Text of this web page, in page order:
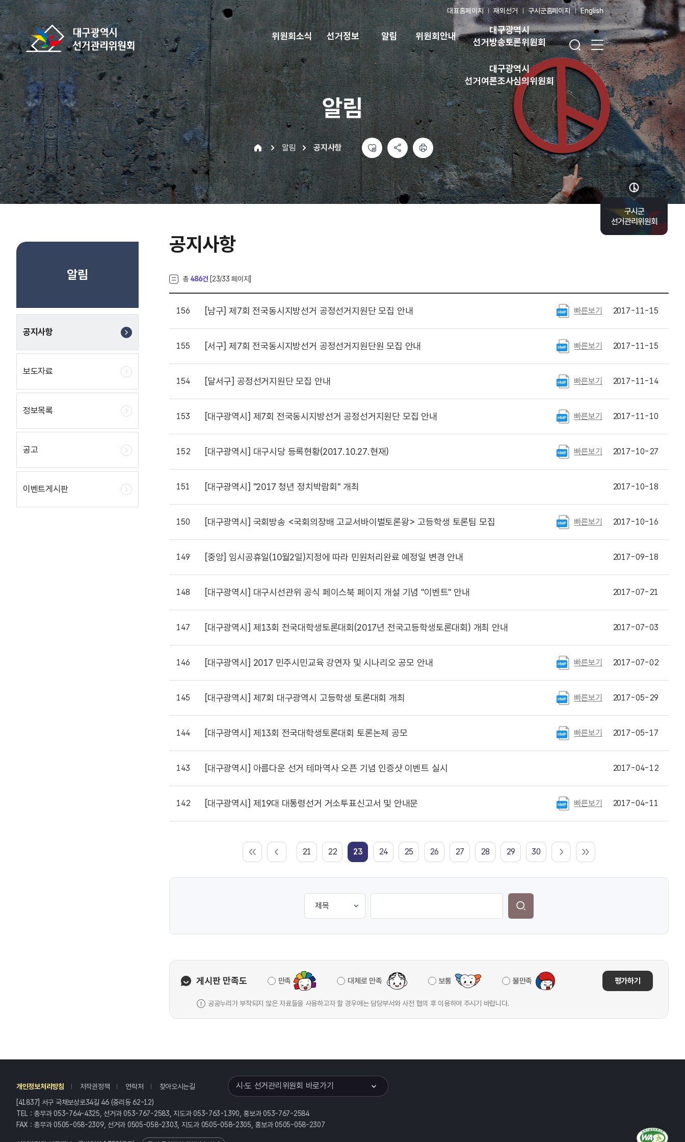
바로가기 메뉴
대표홈페이지 재외선거 구시군홈페이지 English
위원회소식 선거정보 알림 위원회안내
대구광역시
선거방송토론위원회
대구광역시
선거여론조사심의위원회
알림
알림 공지사항
알림
공지사항
보도자료
정보목록
공고
이벤트게시판
공지사항
총 486건 [23/33 페이지]
156 [남구] 제7회 전국동시지방선거 공정선거지원단 모집 안내 빠른보기 2017-11-15
155 [서구] 제7회 전국동시지방선거 공정선거지원단원 모집 안내 빠른보기 2017-11-15
154 [달서구] 공정선거지원단 모집 안내 빠른보기 2017-11-14
153 [대구광역시] 제7회 전국동시지방선거 공정선거지원단 모집 안내 빠른보기 2017-11-10
152 [대구광역시] 대구시당 등록현황(2017.10.27.현재) 빠른보기 2017-10-27
151 [대구광역시] "2017 청년 정치박람회" 개최 2017-10-18
150 [대구광역시] 국회방송 <국회의장배 고교서바이벌토론왕> 고등학생 토론팀 모집 빠른보기 2017-10-16
149 [중앙] 임시공휴일(10월2일)지정에 따라 민원처리완료 예정일 변경 안내 2017-09-18
148 [대구광역시] 대구시선관위 공식 페이스북 페이지 개설 기념 "이벤트" 안내 2017-07-21
147 [대구광역시] 제13회 전국대학생토론대회(2017년 전국고등학생토론대회) 개최 안내 2017-07-03
146 [대구광역시] 2017 민주시민교육 강연자 및 시나리오 공모 안내 빠른보기 2017-07-02
145 [대구광역시] 제7회 대구광역시 고등학생 토론대회 개최 빠른보기 2017-05-29
144 [대구광역시] 제13회 전국대학생토론대회 토론논제 공모 빠른보기 2017-05-17
143 [대구광역시] 아름다운 선거 테마역사 오픈 기념 인증샷 이벤트 실시 2017-04-12
142 [대구광역시] 제19대 대통령선거 거소투표신고서 및 안내문 빠른보기 2017-04-11
21 22 23 24 25 26 27 28 29 30
게시판 만족도 만족 대체로 만족 보통 불만족 평가하기
공공누리가 부착되지 않은 자료들을 사용하고자 할 경우에는 담당부서와 사전 협의 후 이용하여 주시기 바랍니다.
구시군
선거관리위원회
바로가기 목록 열기
개인정보처리방침 저작권정책 연락처 찾아오시는길 시·도 선거관리위원회 바로가기
[41837] 서구 국채보상로34길 46 (중리동 62-12)
TEL : 총무과 053-764-4325, 선거과 053-767-2583, 지도과 053-763-1390, 홍보과 053-767-2584
FAX : 총무과 0505-058-2309, 선거과 0505-058-2303, 지도과 0505-058-2305, 홍보과 0505-058-2307